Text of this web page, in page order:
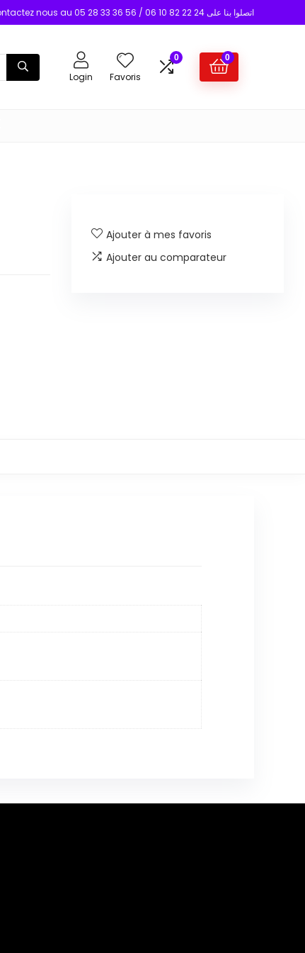
Contactez nous au 05 28 33 36 56 / 06 10 82 22 24 اتصلوا بنا على
Login Favoris
0 0
Ajouter à mes favoris
Ajouter au comparateur